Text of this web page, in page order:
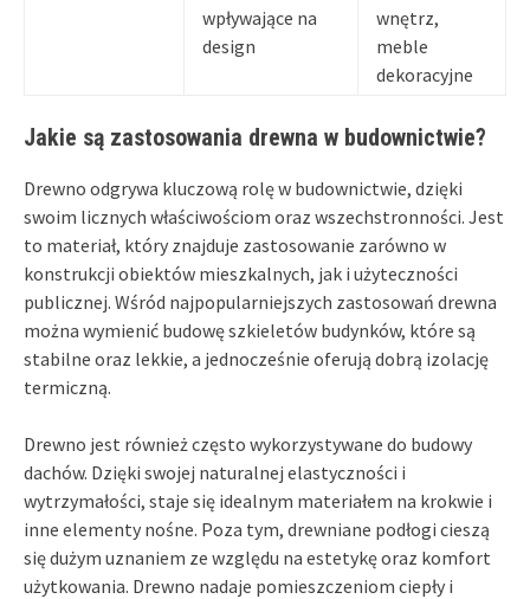
wpływające na
design
wnętrz,
meble
dekoracyjne
Jakie są zastosowania drewna w budownictwie?
Drewno odgrywa kluczową rolę w budownictwie, dzięki
swoim licznych właściwościom oraz wszechstronności. Jest
to materiał, który znajduje zastosowanie zarówno w
konstrukcji obiektów mieszkalnych, jak i użyteczności
publicznej. Wśród najpopularniejszych zastosowań drewna
można wymienić budowę szkieletów budynków, które są
stabilne oraz lekkie, a jednocześnie oferują dobrą izolację
termiczną.
Drewno jest również często wykorzystywane do budowy
dachów. Dzięki swojej naturalnej elastyczności i
wytrzymałości, staje się idealnym materiałem na krokwie i
inne elementy nośne. Poza tym, drewniane podłogi cieszą
się dużym uznaniem ze względu na estetykę oraz komfort
użytkowania. Drewno nadaje pomieszczeniom ciepły i